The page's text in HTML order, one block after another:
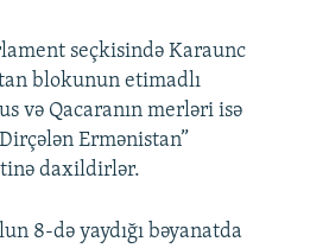
seçkisində Karaunc
blokunun etimadlı
və Qacaranın merləri isə
Ermənistan”
daxildirlər.
8-də yaydığı bəyanatda